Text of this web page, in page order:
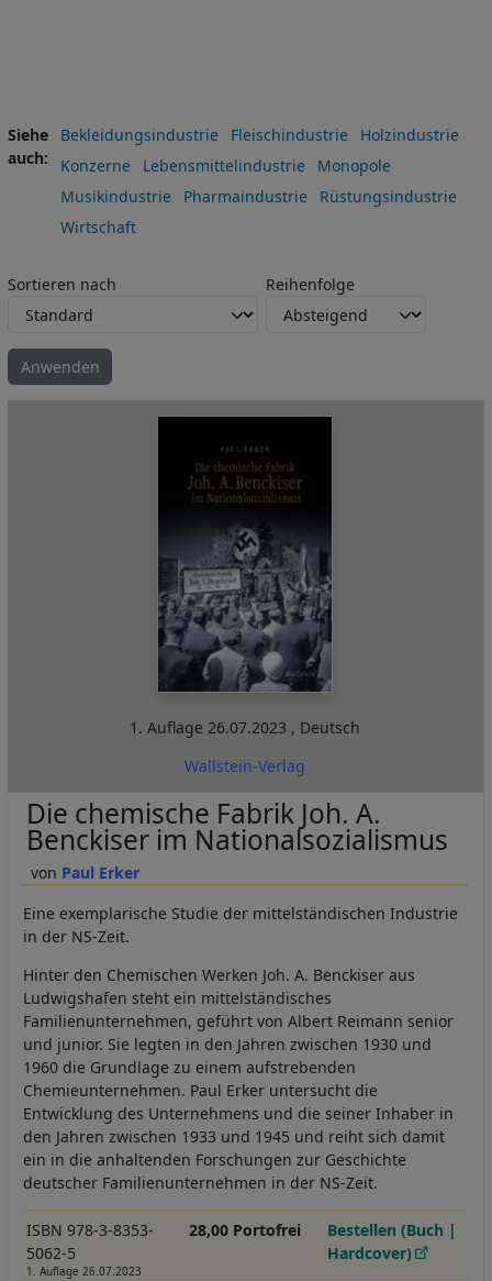
Siehe
auch
Bekleidungsindustrie Fleischindustrie
Holzindustrie
Konzerne
Lebensmittelindustrie
Monopole
Musikindustrie
Pharmaindustrie
Rüstungsindustrie
Wirtschaft
Sortieren nach Reihenfolge
1. Auflage26.07.2023 , Deutsch
Wallstein-Verlag
Paul Erker
Die chemische Fabrik Joh. A.
Benckiser im Nationalsozialismus
Eine exemplarische Studie der mittelständischen Industrie
in der NS-Zeit.
Hinter den Chemischen Werken Joh. A. Benckiser aus
Ludwigshafen steht ein mittelständisches
Familienunternehmen, geführt von Albert Reimann senior
und junior. Sie legten in den Jahren zwischen 1930 und
1960 die Grundlage zu einem aufstrebenden
Chemieunternehmen. Paul Erker untersucht die
Entwicklung des Unternehmens und die seiner Inhaber in
den Jahren zwischen 1933 und 1945 und reiht sich damit
ein in die anhaltenden Forschungen zur Geschichte
deutscher Familienunternehmen in der NS-Zeit.
ISBN 978-3-8353-
5062-5
1. Auflage 26.07.2023
28,00 Portofrei
Bestellen (Buch |
Hardcover)